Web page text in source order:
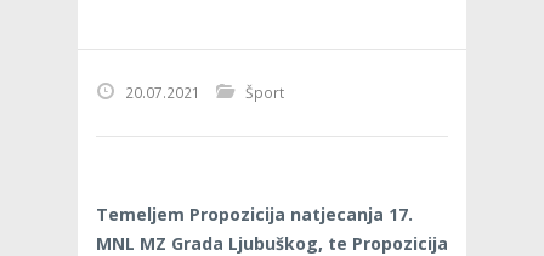
20.07.2021 Šport
Temeljem Propozicija natjecanja 17.
MNL MZ Grada Ljubuškog, te Propozicija